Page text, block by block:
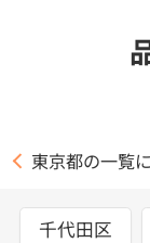
東京都の一覧
千代田区